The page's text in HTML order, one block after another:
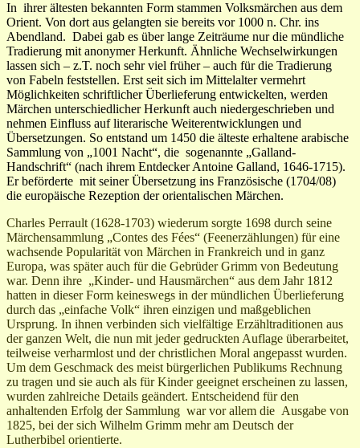
In ihrer ältesten bekannten Form stammen Volksmärchen aus dem
Orient. Von dort aus gelangten sie bereits vor 1000 n. Chr. ins
Abendland. Dabei gab es über lange Zeiträume nur die mündliche
Tradierung mit anonymer Herkunft. Ähnliche Wechselwirkungen
lassen sich – z.T. noch sehr viel früher – auch für die Tradierung
von Fabeln feststellen. Erst seit sich im Mittelalter vermehrt
Möglichkeiten schriftlicher Überlieferung entwickelten, werden
Märchen unterschiedlicher Herkunft auch niedergeschrieben und
nehmen Einfluss auf literarische Weiterentwicklungen und
Übersetzungen. So entstand um 1450 die älteste erhaltene arabische
Sammlung von „1001 Nacht“, die sogenannte „Galland-
Handschrift“ (nach ihrem Entdecker Antoine Galland, 1646-1715).
Er beförderte mit seiner Übersetzung ins Französische (1704/08)
die europäische Rezeption der orientalischen Märchen.
Charles Perrault (1628-1703) wiederum sorgte 1698 durch seine
Märchensammlung „Contes des Fées“ (Feenerzählungen) für eine
wachsende Popularität von Märchen in Frankreich und in ganz
Europa, was später auch für die Gebrüder Grimm von Bedeutung
war. Denn ihre „Kinder- und Hausmärchen“ aus dem Jahr 1812
hatten in dieser Form keineswegs in der mündlichen Überlieferung
durch das „einfache Volk“ ihren einzigen und maßgeblichen
Ursprung. In ihnen verbinden sich vielfältige Erzähltraditionen aus
der ganzen Welt, die nun mit jeder gedruckten Auflage überarbeitet,
teilweise verharmlost und der christlichen Moral angepasst wurden.
Um dem Geschmack des meist bürgerlichen Publikums Rechnung
zu tragen und sie auch als für Kinder geeignet erscheinen zu lassen,
wurden zahlreiche Details geändert. Entscheidend für den
anhaltenden Erfolg der Sammlung war vor allem die Ausgabe von
1825, bei der sich Wilhelm Grimm mehr am Deutsch der
Lutherbibel orientierte.